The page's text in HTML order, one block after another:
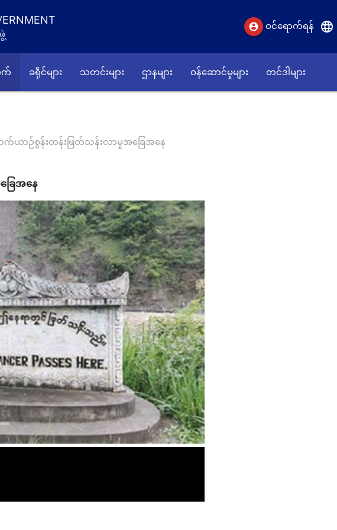
account_circle ဝင်ရောက်ရန် language
က် ခရိုင်များ သတင်းများ ဌာနများ ဝန်ဆောင်မှုများ တင်ဒါများ
ာက်ယာဉ်စွန်းတန်းဖြတ်သန်းလာမှုအခြေအနေ
ြေအနေ